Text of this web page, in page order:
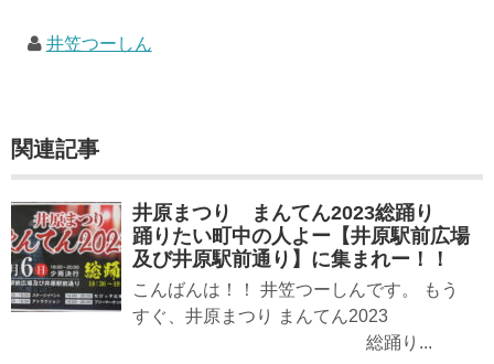
井笠つーしん
関連記事
井原まつり まんてん2023総踊り
踊りたい町中の人よー【井原駅前広場
及び井原駅前通り】に集まれー！！
こんばんは！！ 井笠つーしんです。 もう
すぐ、井原まつり まんてん2023
総踊り...